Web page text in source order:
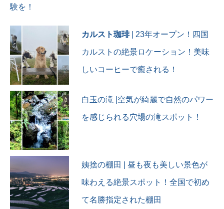
⠀
#Japanesecastle⠀
#城巡り⠀
#アトリーチで応援
#犬山城
#白帝城
#日本最古現存天守
#紅葉
#犬山市
#繋がりに感謝 #優しさ学園
#唐cute #マークンコーデ
#ハッピィラブピョン
験を！
カルスト珈琲| 23年オープン！四国
カルストの絶景ロケーション！美味
しいコーヒーで癒される！
白玉の滝 |空気が綺麗で自然のパワー
を感じられる穴場の滝スポット！
姨捨の棚田 | 昼も夜も美しい景色が
味わえる絶景スポット！全国で初め
て名勝指定された棚田